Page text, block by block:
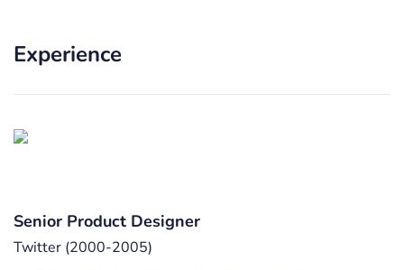
Experience
Senior Product Designer
Twitter (2000-2005)